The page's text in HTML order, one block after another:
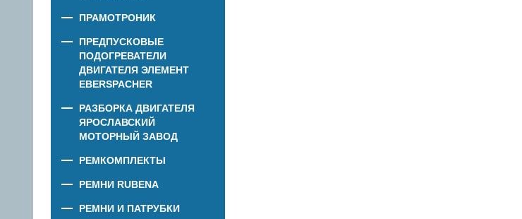
ПРАМОТРОНИК
ПРЕДПУСКОВЫЕ
ПОДОГРЕВАТЕЛИ
ДВИГАТЕЛЯ ЭЛЕМЕНТ
EBERSPACHER
РАЗБОРКА ДВИГАТЕЛЯ
ЯРОСЛАВСКИЙ
МОТОРНЫЙ ЗАВОД
РЕМКОМПЛЕКТЫ
РЕМНИ RUBENA
РЕМНИ И ПАТРУБКИ